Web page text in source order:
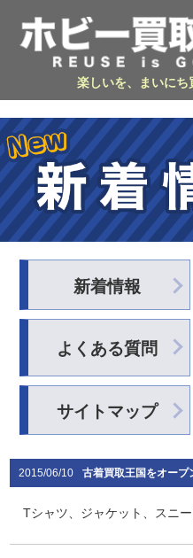
楽しいを、まいに
新着情報
よくある質問
サイトマップ
2015/06/10 古着買取王国をオープ
Tシャツ、ジャケット、スニ